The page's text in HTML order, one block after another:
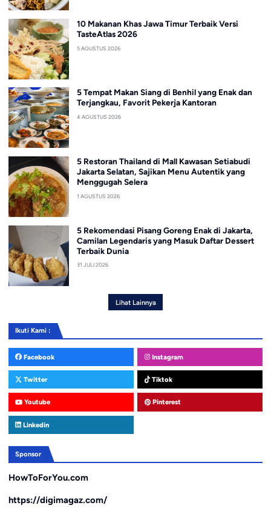
10 Makanan Khas Jawa Timur Terbaik Versi
TasteAtlas 2026
5 AGUSTUS 2026
5 Tempat Makan Siang di Benhil yang Enak dan
Terjangkau, Favorit Pekerja Kantoran
4 AGUSTUS 2026
5 Restoran Thailand di Mall Kawasan Setiabudi
Jakarta Selatan, Sajikan Menu Autentik yang
Menggugah Selera
1 AGUSTUS 2026
5 Rekomendasi Pisang Goreng Enak di Jakarta,
Camilan Legendaris yang Masuk Daftar Dessert
Terbaik Dunia
31 JULI 2026
Lihat Lainnya
Ikuti Kami :
Facebook Instagram
Twitter Tiktok
Youtube Pinterest
Linkedin
Sponsor
HowToForYou.com
https://digimagaz.com/